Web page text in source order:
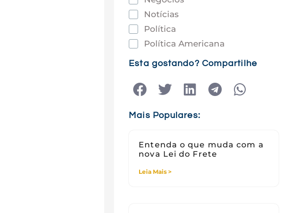
Notícias
Política
Política Americana
Saúde
Tecnologia
Viagens
Esta gostando? Compartilhe
Mais Populares:
Entenda o que muda com a
nova Lei do Frete
Leia Mais >